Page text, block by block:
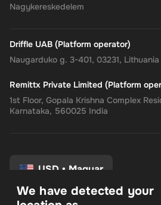
Nagykereskedelem
Driffle UAB (Platform operator)
Naugarduko g. 3-401, 03231, Lithuania
Remittx Private Limited (Platform
1st Floor, Gopala Krishna Complex
Karnataka, 560025 India
USD • Magyar
We have detected your